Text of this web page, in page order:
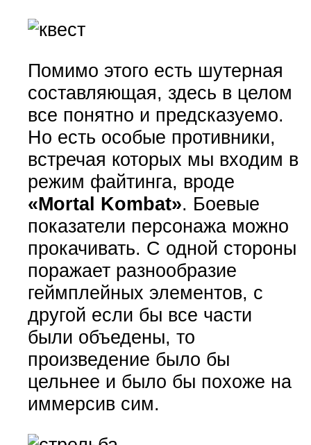
Помимо этого есть шутерная
составляющая, здесь в целом
все понятно и предсказуемо.
Но есть особые противники,
встречая которых мы входим в
режим файтинга, вроде
«Mortal Kombat». Боевые
показатели персонажа можно
прокачивать. С одной стороны
поражает разнообразие
геймплейных элементов, с
другой если бы все части
были объедены, то
произведение было бы
цельнее и было бы похоже на
иммерсив сим.